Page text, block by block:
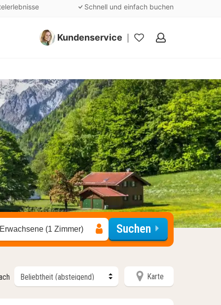
Schnell und einfach buchen
Kundenservice
Meine
(1 Zimmer) Suchen
Karte